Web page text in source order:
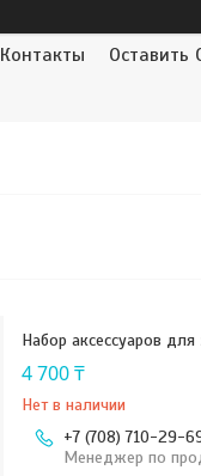
Контакты Оставить
Набор аксессуаров для
4 700 ₸
Нет в наличии
+7 (708) 710-29-
Менеджер по